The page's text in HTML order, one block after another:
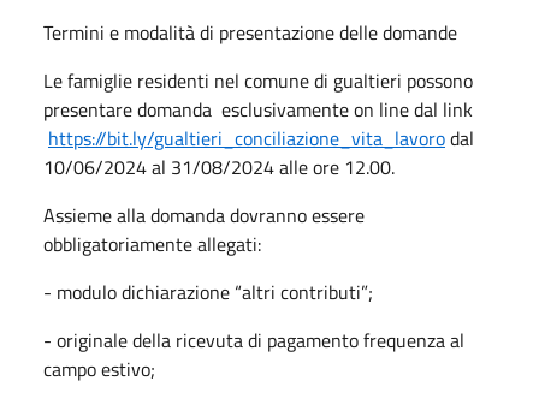
Termini e modalità di presentazione delle domande
Le famiglie residenti nel comune di gualtieri possono
presentare domanda esclusivamente on line dal link
https://bit.ly/gualtieri_conciliazione_vita_lavorodal
10/06/2024 al 31/08/2024 alle ore 12.00.
Assieme alla domanda dovranno essere
obbligatoriamente allegati:
- modulo dichiarazione “altri contributi”;
- originale della ricevuta di pagamento frequenza al
campo estivo;